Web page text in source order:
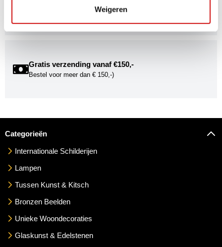
Weigeren
exclusieve uitnodigingen voor exposities én ontdek de
Gratis verzending vanaf €150,-
Bestel voor meer dan € 150,-)
Categorieën
Internationale Schilderijen
Lampen
Tussen Kunst & Kitsch
Bronzen Beelden
Unieke Woondecoraties
Glaskunst & Edelstenen